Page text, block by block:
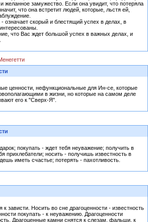
желанное замужество. Если она увидит, что потеряла
что она встретит людей, которые, льстя ей,
- означает скорый и блестящий успех в делах, в
что Вас ждет большой успех в важных делах, и
ценности, нефункциональные для Ин-се, которые
в жизни, но которые на самом деле
его к "Сверх-Я".
покупать - ждет тебя неуважение; получить в
прихлебатели; носить - получишь известность в
иметь счастье; потерять - пахотливость.
к зависти. Носить во сне драгоценности - известность
покупать - к неуважению. Драгоценности
Драгоценные камни снятся к слезам, фальши, к